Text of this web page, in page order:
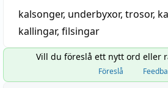
kalsonger, underbyxor, trosor,
kallingar, filsingar
Vill du föreslå ett nytt ord eller
Föreslå